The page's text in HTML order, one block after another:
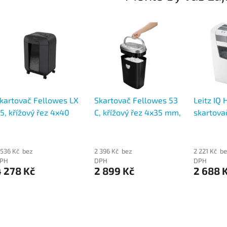
Fellowes LX
křížový řez 4x40
Kč bez
278 Kč
Skartovač Fellowes 53
C, křížový řez 4x35 mm,
2 396 Kč bez
DPH
2 899 Kč
Leitz IQ
2 221 Kč
DPH
2 688